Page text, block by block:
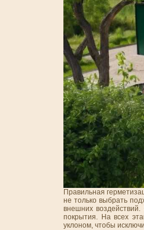
Правильная
не только выбрать
внешних
покрытия. На всех
уклоном, чтобы